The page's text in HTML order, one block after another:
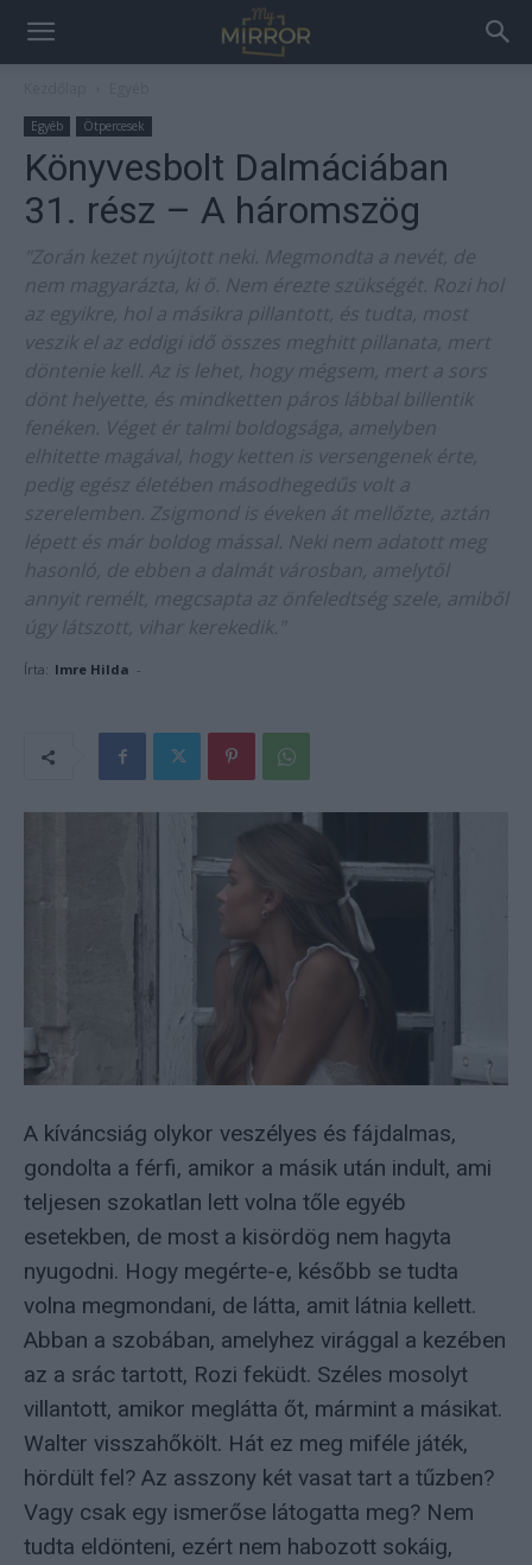
Egyéb Ötpercesek
Könyvesbolt Dalmáciában
31. rész – A háromszög
"Zorán kezet nyújtott neki. Megmondta a nevét, de
nem magyarázta, ki ő. Nem érezte szükségét. Rozi hol
az egyikre, hol a másikra pillantott, és tudta, most
veszik el az eddigi idő összes meghitt pillanata, mert
döntenie kell. Az is lehet, hogy mégsem, mert a sors
dönt helyette, és mindketten páros lábbal billentik
fenéken. Véget ér talmi boldogsága, amelyben
elhitette magával, hogy ketten is versengenek érte,
pedig egész életében másodhegedűs volt a
szerelemben. Zsigmond is éveken át mellőzte, aztán
lépett és már boldog mással. Neki nem adatott meg
hasonló, de ebben a dalmát városban, amelytől
annyit remélt, megcsapta az önfeledtség szele, amiből
úgy látszott, vihar kerekedik."
Írta: Imre Hilda -
A kíváncsiág olykor veszélyes és fájdalmas,
gondolta a férfi, amikor a másik után indult, ami
teljesen szokatlan lett volna tőle egyéb
esetekben, de most a kisördög nem hagyta
nyugodni. Hogy megérte-e, később se tudta
volna megmondani, de látta, amit látnia kellett.
Abban a szobában, amelyhez virággal a kezében
az a srác tartott, Rozi feküdt. Széles mosolyt
villantott, amikor meglátta őt, mármint a másikat.
Walter visszahőkölt. Hát ez meg miféle játék,
hördült fel? Az asszony két vasat tart a tűzben?
Vagy csak egy ismerőse látogatta meg? Nem
tudta eldönteni, ezért nem habozott sokáig,